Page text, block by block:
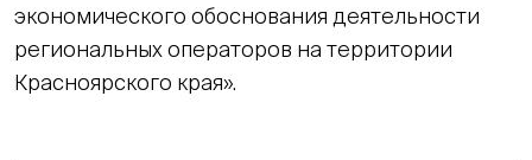
экономического обоснования деятельности
региональных операторов на территории
Красноярского края».